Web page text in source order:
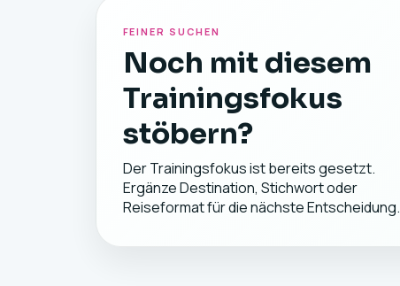
FEINER SUCHEN
Noch mit diesem
Trainingsfokus
stöbern?
Der Trainingsfokus ist bereits gesetzt.
Ergänze Destination, Stichwort oder
Reiseformat für die nächste Entscheidung.